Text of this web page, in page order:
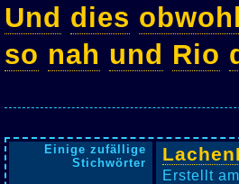
Und dies
so nah und Rio
Einige zufällige
Stichwörter
Erstellt